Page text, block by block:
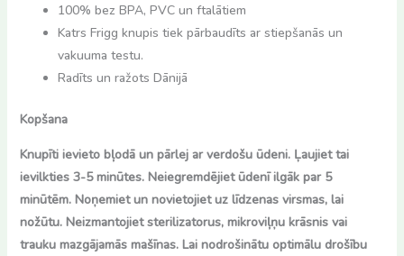
100% bez BPA, PVC un ftalātiem
Katrs Frigg knupis tiek pārbaudīts ar stiepšanās un
vakuuma testu.
Radīts un ražots Dānijā
Kopšana
Knupīti ievieto bļodā un pārlej ar verdošu ūdeni. Ļaujiet tai
ievilkties 3-5 minūtes. Neiegremdējiet ūdenī ilgāk par 5
minūtēm. Noņemiet un novietojiet uz līdzenas virsmas, lai
nožūtu. Neizmantojiet sterilizatorus, mikroviļņu krāsnis vai
trauku mazgājamās mašīnas. Lai nodrošinātu optimālu drošību